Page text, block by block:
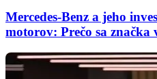
Mercedes-Benz a jeho
motorov: Prečo sa